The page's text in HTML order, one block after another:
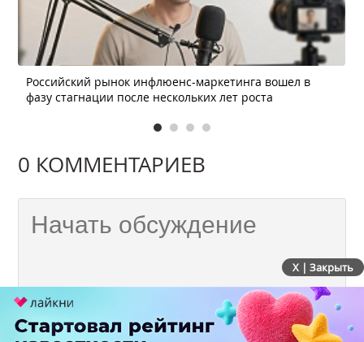
Российский рынок инфлюенс-маркетинга вошел в
фазу стагнации после нескольких лет роста
0 КОММЕНТАРИЕВ
X | Закрыть